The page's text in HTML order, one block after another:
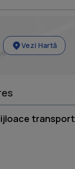
Vezi Hartă
transport